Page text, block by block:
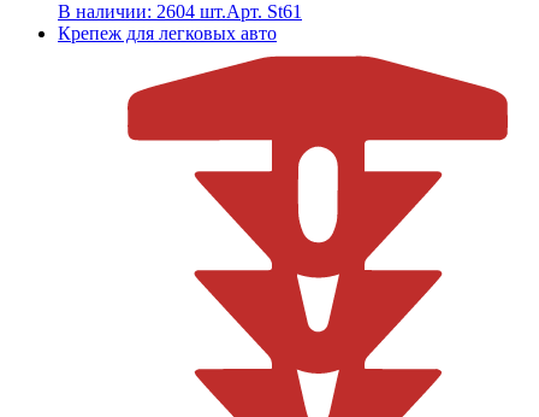
В наличии: 2604 шт.Арт. St61
Крепеж для легковых авто